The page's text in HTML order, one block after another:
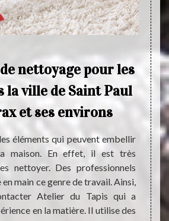
nettoyage pour les
la ville de Saint Paul
et ses environs
éléments qui peuvent embellir
maison. En effet, il est très
nettoyer. Des professionnels
main ce genre de travail. Ainsi,
Atelier du Tapis qui a
en la matière. Il utilise des
faire
de